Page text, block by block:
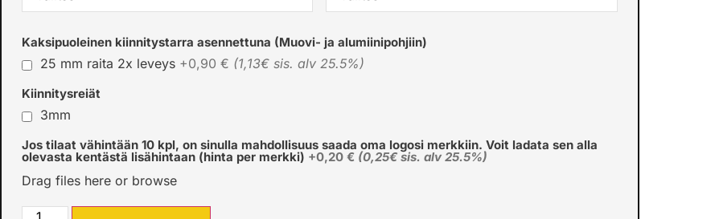
Kaksipuoleinen kiinnitystarra asennettuna (Muovi- ja alumiinipohjiin)
25 mm raita 2x leveys +0,90 € (1,13€ sis. alv 25.5%)
Kiinnitysreiät
3mm
Jos tilaat vähintään 10 kpl, on sinulla mahdollisuus saada oma logosi merkkiin. Voit ladata sen alla
olevasta kentästä lisähintaan (hinta per merkki) +0,20 € (0,25€ sis. alv 25.5%)
Drag files here or browse